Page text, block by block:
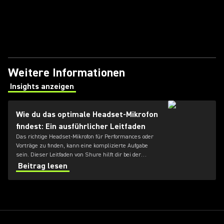
Weitere Informationen
Insights anzeigen
(Opens in a new tab)
Wie du das optimale Headset-Mikrofon
findest: Ein ausführlicher Leitfaden
Das richtige Headset-Mikrofon für Performances oder
Vorträge zu finden, kann eine komplizierte Aufgabe
sein. Dieser Leitfaden von Shure hilft dir bei der
Suche, damit das Publikum deine Stimme so hört, wie
du es dir vorstellst.
Beitrag lesen